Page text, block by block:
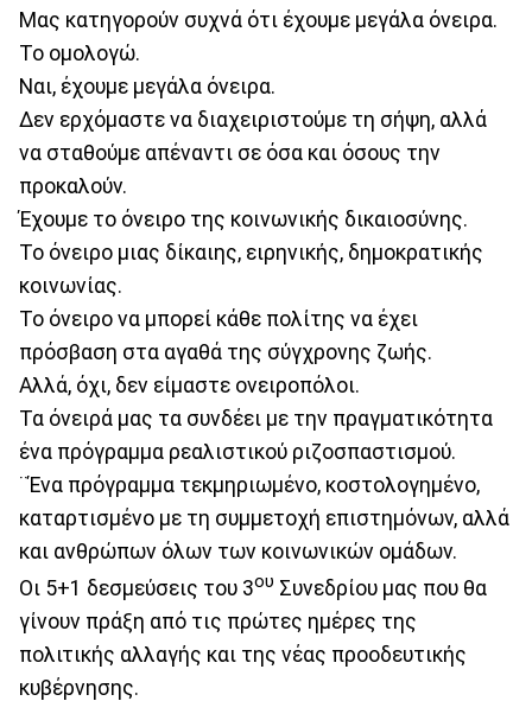
Μας κατηγορούν συχνά ότι έχουμε μεγάλα όνειρα.
Το ομολογώ.
Ναι, έχουμε μεγάλα όνειρα.
Δεν ερχόμαστε να διαχειριστούμε τη σήψη, αλλά
να σταθούμε απέναντι σε όσα και όσους την
προκαλούν.
Έχουμε το όνειρο της κοινωνικής δικαιοσύνης.
Το όνειρο μιας δίκαιης, ειρηνικής, δημοκρατικής
κοινωνίας.
Το όνειρο να μπορεί κάθε πολίτης να έχει
πρόσβαση στα αγαθά της σύγχρονης ζωής.
Αλλά, όχι, δεν είμαστε ονειροπόλοι.
Τα όνειρά μας τα συνδέει με την πραγματικότητα
ένα πρόγραμμα ρεαλιστικού ριζοσπαστισμού.
¨Ένα πρόγραμμα τεκμηριωμένο, κοστολογημένο,
καταρτισμένο με τη συμμετοχή επιστημόνων, αλλά
και ανθρώπων όλων των κοινωνικών ομάδων.
Οι 5+1 δεσμεύσεις του 3ου Συνεδρίου μας που θα
γίνουν πράξη από τις πρώτες ημέρες της
πολιτικής αλλαγής και της νέας προοδευτικής
κυβέρνησης.